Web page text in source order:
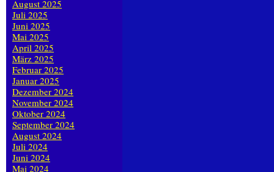
August 2025
Juli 2025
Juni 2025
Mai 2025
April 2025
März 2025
Februar 2025
Januar 2025
Dezember 2024
November 2024
Oktober 2024
September 2024
August 2024
Juli 2024
Juni 2024
Mai 2024